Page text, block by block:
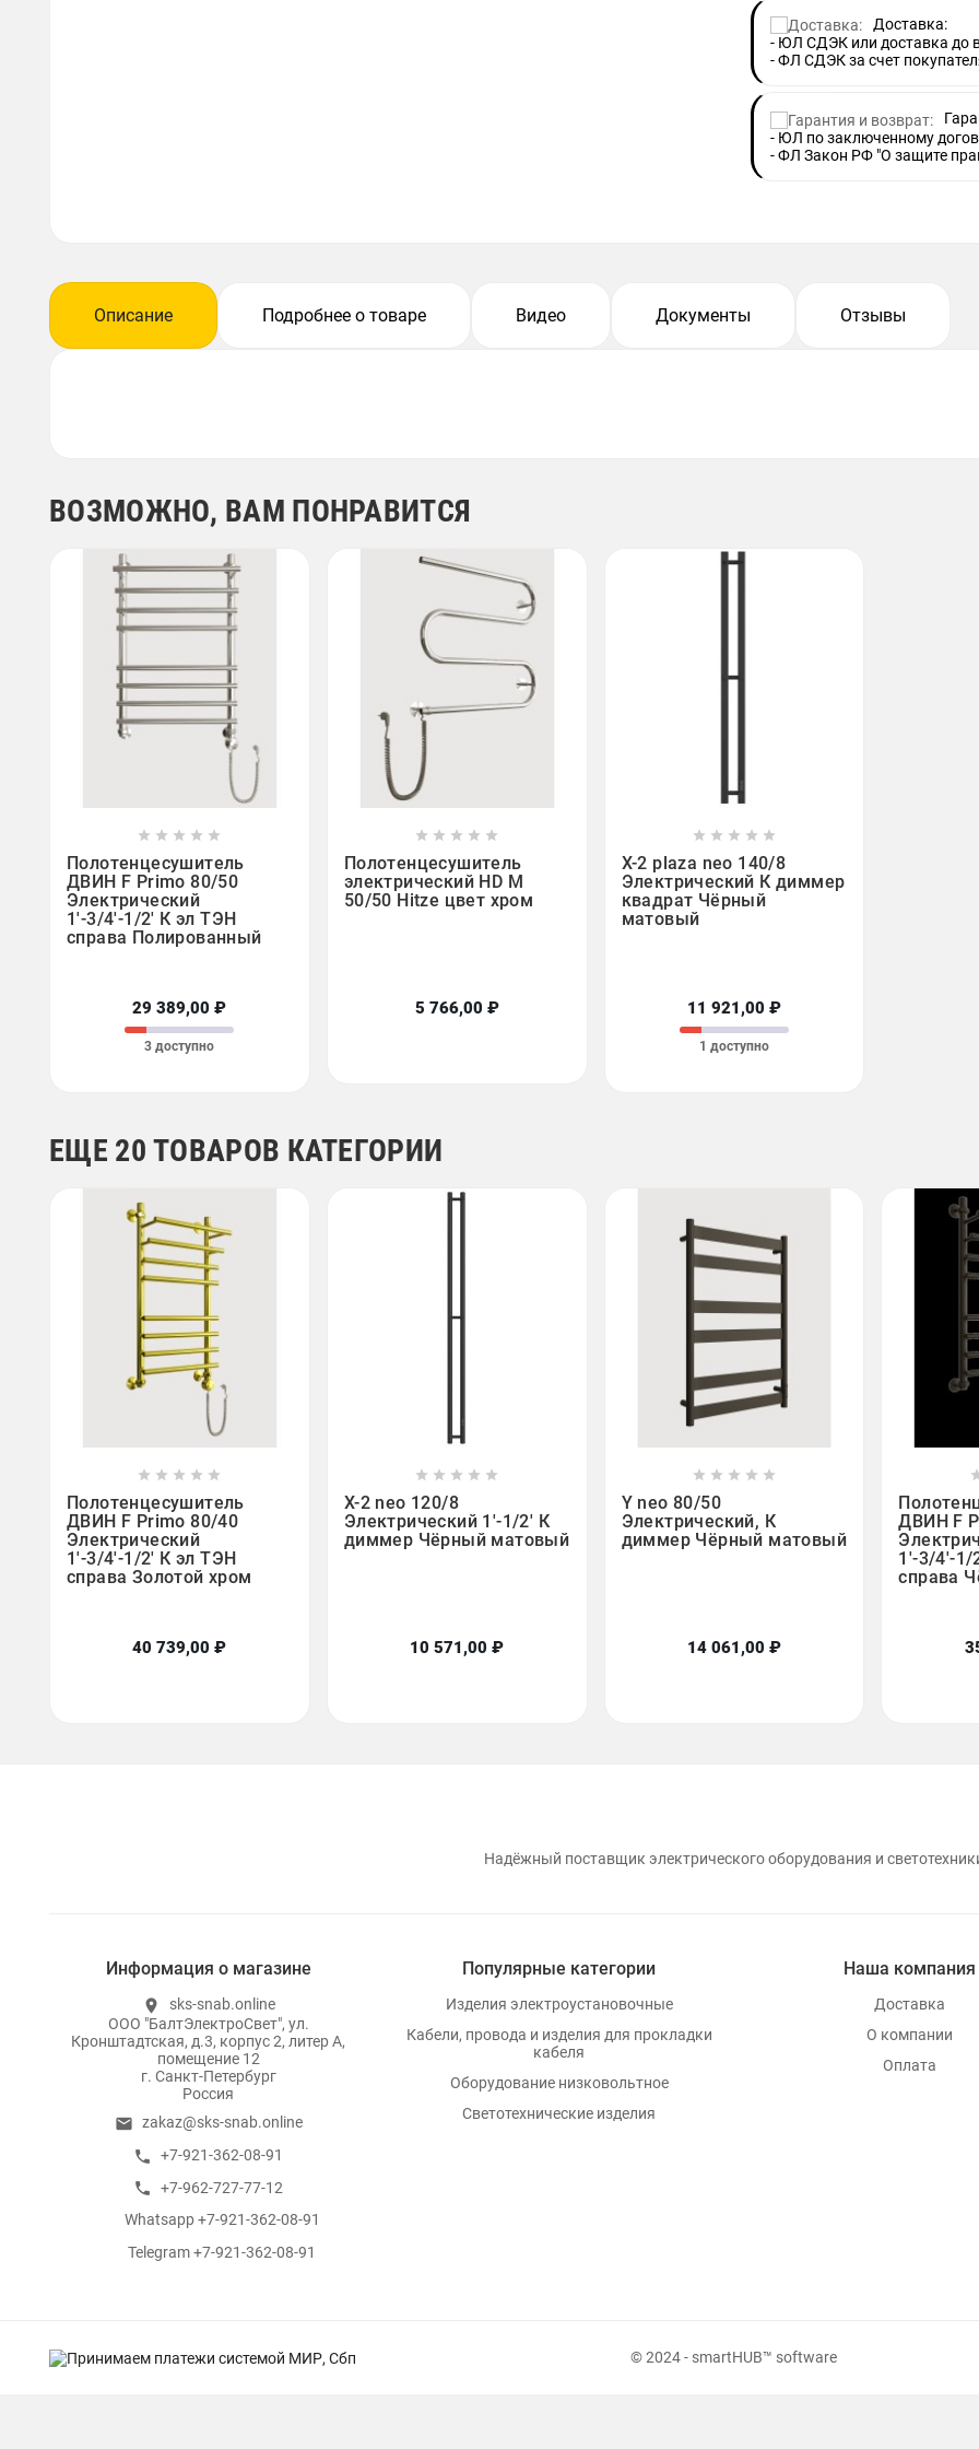
Доставка:
- ЮЛ СДЭК или доставка до
- ФЛ СДЭК за счет
- ЮЛ по заключенному
- ФЛ Закон РФ "О защите
Описание Подробнее о товаре Видео Документы Отзывы
ВОЗМОЖНО, ВАМ ПОНРАВИТСЯ
    
Полотенцесушитель
ДВИН F Primo 80/50
Электрический
1'-3/4'-1/2' К эл ТЭН
справа Полированный
29 389,00 ₽
3 доступно
    
Полотенцесушитель
электрический HD M
50/50 Hitze цвет хром
5 766,00 ₽
    
X-2 plaza neo 140/8
Электрический К диммер
квадрат Чёрный
матовый
11 921,00 ₽
1 доступно
ЕЩЕ 20 ТОВАРОВ КАТЕГОРИИ
    
Полотенцесушитель
ДВИН F Primo 80/40
Электрический
1'-3/4'-1/2' К эл ТЭН
справа Золотой хром
40 739,00 ₽
    
X-2 neo 120/8
Электрический 1'-1/2' К
диммер Чёрный матовый
10 571,00 ₽
    
Y neo 80/50
Электрический, К
диммер Чёрный матовый
14 061,00 ₽
ДВИН F
1'-3/4'-1/
справа
Надёжный поставщик электрического оборудования и
Информация о магазине
location_on
sks-snab.online
ООО "БалтЭлектроСвет", ул.
Кронштадтская, д.3, корпус 2, литер А,
помещение 12
г. Санкт-Петербург
Россия
email zakaz@sks-snab.online
call +7-921-362-08-91
call +7-962-727-77-12
whatsapp
Whatsapp +7-921-362-08-91
whatsapp
Telegram +7-921-362-08-91
Популярные категории
Изделия электроустановочные
Кабели, провода и изделия для прокладки
кабеля
Оборудование низковольтное
Светотехнические изделия
Наша компания
Доставка
О компании
Оплата
© 2024 - smartHUB™ software